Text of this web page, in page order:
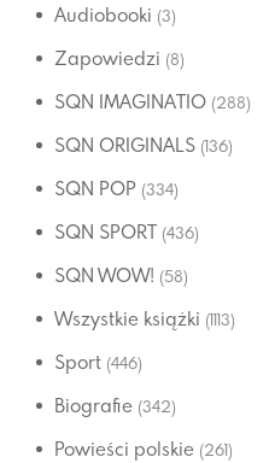
Audiobooki (3)
Zapowiedzi (8)
SQN IMAGINATIO (288)
SQN ORIGINALS (136)
SQN POP (334)
SQN SPORT (436)
SQN WOW! (58)
Wszystkie książki (1113)
Sport (446)
Biografie (342)
Powieści polskie (261)